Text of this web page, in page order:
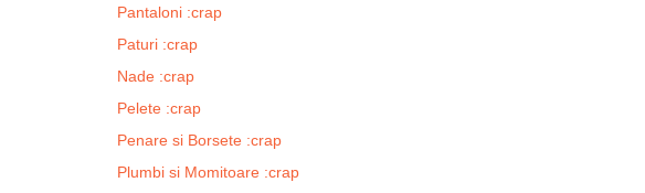
Pantaloni :crap
Paturi :crap
Nade :crap
Pelete :crap
Penare si Borsete :crap
Plumbi si Momitoare :crap